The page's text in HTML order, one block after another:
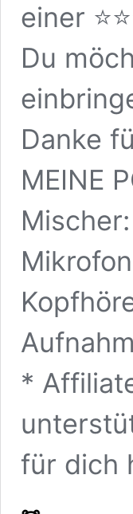
einer
Du
Danke
MEINE
*
für dich